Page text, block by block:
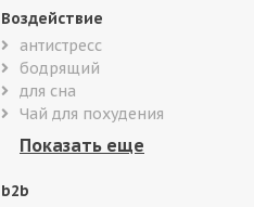
Воздействие
антистресс
бодрящий
для сна
Чай для похудения
b2b